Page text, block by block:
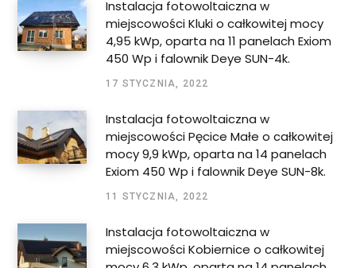
Instalacja fotowoltaiczna w
miejscowości Kluki o całkowitej mocy
4,95 kWp, oparta na 11 panelach Exiom
450 Wp i falownik Deye SUN-4k.
17 STYCZNIA, 2022
Instalacja fotowoltaiczna w
miejscowości Pęcice Małe o całkowitej
mocy 9,9 kWp, oparta na 14 panelach
Exiom 450 Wp i falownik Deye SUN-8k.
11 STYCZNIA, 2022
Instalacja fotowoltaiczna w
miejscowości Kobiernice o całkowitej